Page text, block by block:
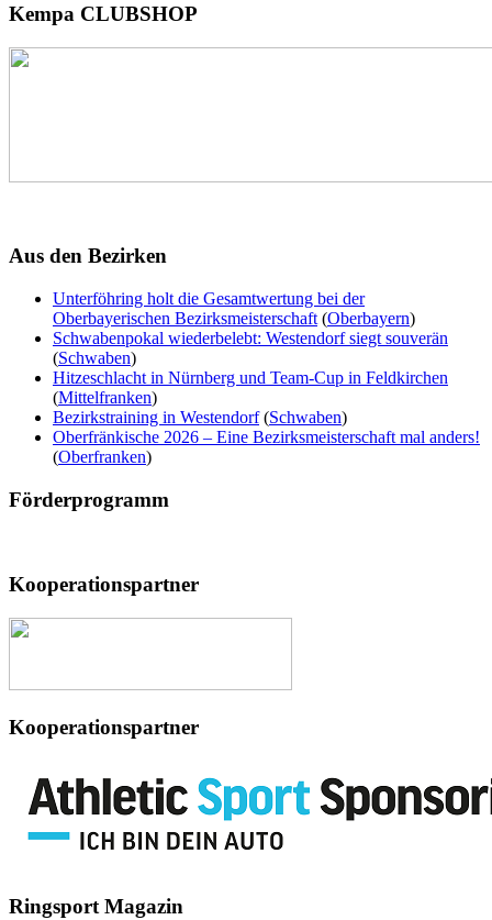
Kempa CLUBSHOP
Aus den Bezirken
Unterföhring holt die Gesamtwertung bei der
Oberbayerischen Bezirksmeisterschaft (Oberbayern)
Schwabenpokal wiederbelebt: Westendorf siegt souverän
(Schwaben)
Hitzeschlacht in Nürnberg und Team-Cup in Feldkirchen
(Mittelfranken)
Bezirkstraining in Westendorf (Schwaben)
Oberfränkische 2026 – Eine Bezirksmeisterschaft mal anders!
(Oberfranken)
Förderprogramm
Kooperationspartner
Kooperationspartner
Ringsport Magazin